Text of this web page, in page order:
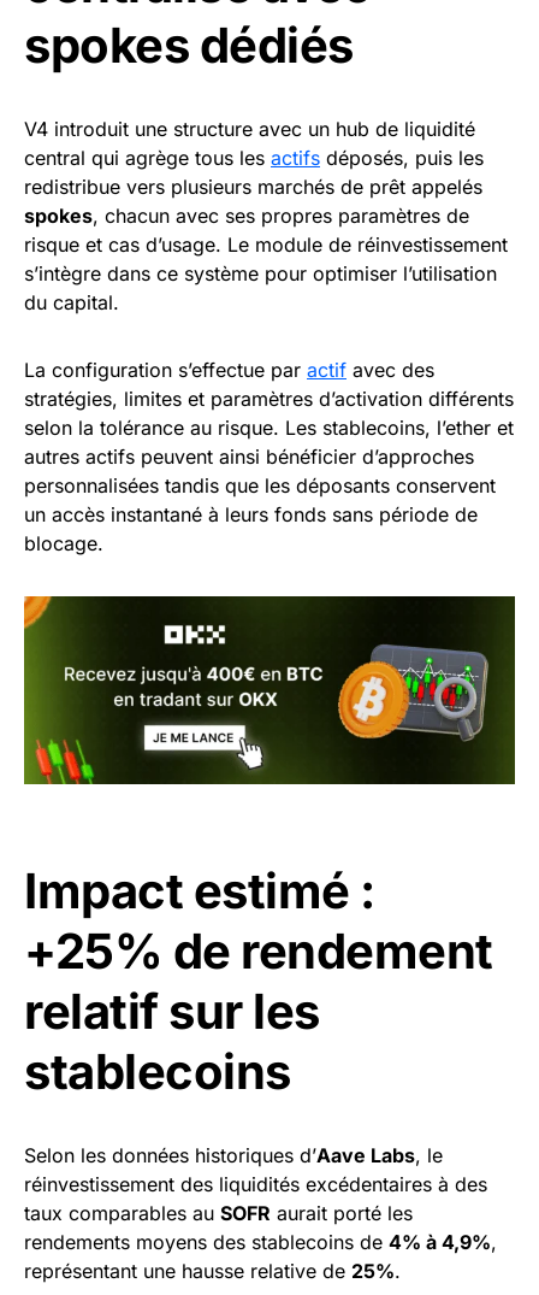
spokes dédiés
V4 introduit une structure avec un hub de liquidité
central qui agrège tous les actifs déposés, puis les
redistribue vers plusieurs marchés de prêt appelés
spokes, chacun avec ses propres paramètres de
risque et cas d’usage. Le module de réinvestissement
s’intègre dans ce système pour optimiser l’utilisation
du capital.
La configuration s’effectue par actif avec des
stratégies, limites et paramètres d’activation différents
selon la tolérance au risque. Les stablecoins, l’ether et
autres actifs peuvent ainsi bénéficier d’approches
personnalisées tandis que les déposants conservent
un accès instantané à leurs fonds sans période de
blocage.
Impact estimé :
+25% de rendement
relatif sur les
stablecoins
Selon les données historiques d’Aave Labs, le
réinvestissement des liquidités excédentaires à des
taux comparables au SOFR aurait porté les
rendements moyens des stablecoins de 4% à 4,9%,
représentant une hausse relative de 25%.